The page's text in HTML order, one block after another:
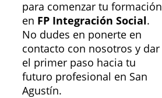
para comenzar tu formación
en FP Integración Social.
No dudes en ponerte en
contacto con nosotros y dar
el primer paso hacia tu
futuro profesional en San
Agustín.